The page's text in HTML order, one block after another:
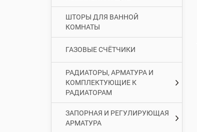
ШТОРЫ ДЛЯ ВАННОЙ
КОМНАТЫ
ГАЗОВЫЕ СЧЁТЧИКИ
РАДИАТОРЫ, АРМАТУРА И
КОМПЛЕКТУЮЩИЕ К
РАДИАТОРАМ
ЗАПОРНАЯ И РЕГУЛИРУЮЩАЯ
АРМАТУРА